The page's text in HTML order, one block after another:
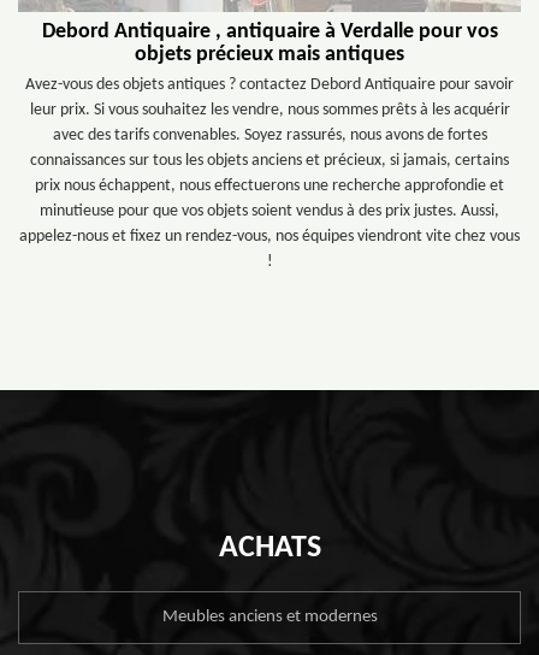
Debord Antiquaire , antiquaire à Verdalle pour vos
objets précieux mais antiques
Avez-vous des objets antiques ? contactez Debord Antiquaire pour savoir
leur prix. Si vous souhaitez les vendre, nous sommes prêts à les acquérir
avec des tarifs convenables. Soyez rassurés, nous avons de fortes
connaissances sur tous les objets anciens et précieux, si jamais, certains
prix nous échappent, nous effectuerons une recherche approfondie et
minutieuse pour que vos objets soient vendus à des prix justes. Aussi,
appelez-nous et fixez un rendez-vous, nos équipes viendront vite chez vous
!
ACHATS
Meubles anciens et modernes